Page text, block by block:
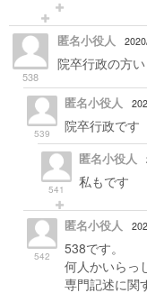
538
匿名小役人
院卒行政の方
539
匿名小役人
院卒行政です
541
匿名小役人
私もです
542
匿名小役人
538です。
何人かいらっ
専門記述に関